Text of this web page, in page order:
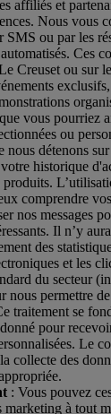
affiliés et
Nous vous
SMS ou par les
Ces
Creuset ou sur
vous pourriez
ou
nous détenons
historique
comprendre
nos messages
Il n’y
des
et les
du secteur
nous permettre
traitement se
pour
Le
collecte des
: Vous pouvez
à tout